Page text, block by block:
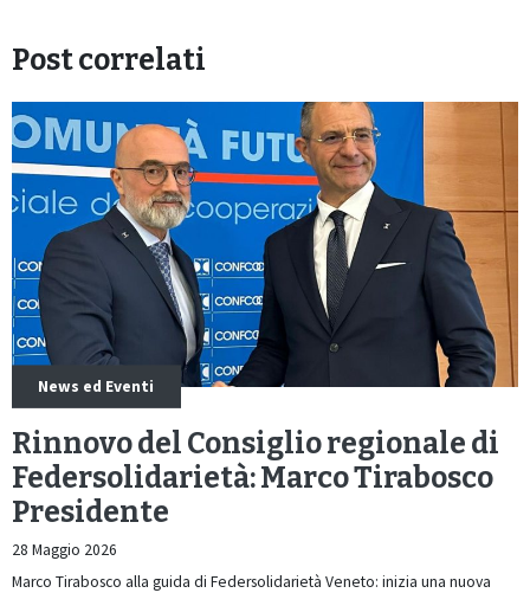
Post correlati
News ed Eventi
Rinnovo del Consiglio regionale di
Federsolidarietà: Marco Tirabosco
Presidente
28 Maggio 2026
Marco Tirabosco alla guida di Federsolidarietà Veneto: inizia una nuova